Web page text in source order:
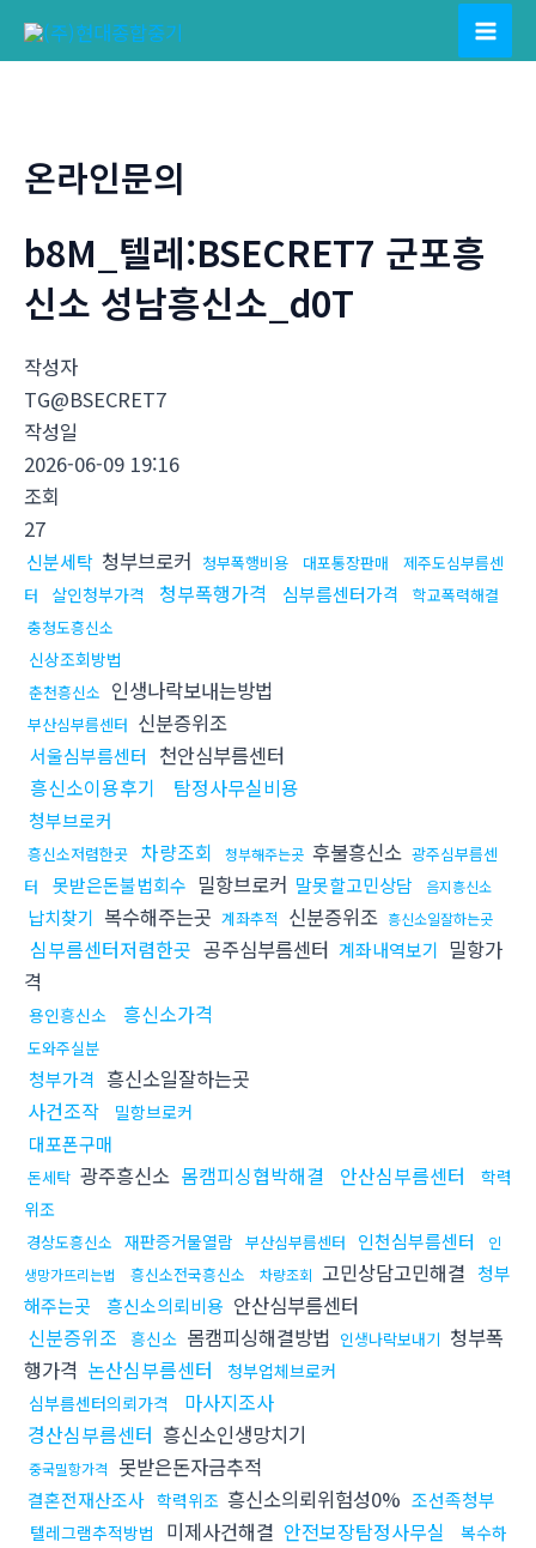
Main
온라인문의
b8M_텔레:BSECRET7 군포흥
신소 성남흥신소_d0T
작성자
TG@BSECRET7
작성일
2026-06-09 19:16
조회
27
신분세탁 청부브로커 청부폭행비용 대포통장판매
제주도심부름센
터
살인청부가격 청부폭행가격 심부름센터가격
학교폭력해결
충청도흥신소
신상조회방법
춘천흥신소 인생나락보내는방법
부산심부름센터 신분증위조
서울심부름센터
천안심부름센터
흥신소이용후기
탐정사무실비용
청부브로커
흥신소저렴한곳 차량조회 청부해주는곳 후불흥신소 광주심부름센
터
못받은돈불법회수 밀항브로커 말못할고민상담 음지흥신소
납치찾기 복수해주는곳 계좌추적 신분증위조 흥신소일잘하는곳
심부름센터저렴한곳 공주심부름센터 계좌내역보기 밀항가
격
용인흥신소 흥신소가격
도와주실분
청부가격 흥신소일잘하는곳
사건조작
밀항브로커
대포폰구매
돈세탁 광주흥신소 몸캠피싱협박해결 안산심부름센터
학력
위조
경상도흥신소 재판증거물열람 부산심부름센터 인천심부름센터
인
생망가뜨리는법
흥신소전국흥신소 차량조회 고민상담고민해결 청부
해주는곳
흥신소의뢰비용 안산심부름센터
신분증위조 흥신소 몸캠피싱해결방법 인생나락보내기 청부폭
행가격 논산심부름센터
청부업체브로커
심부름센터의뢰가격
마사지조사
경산심부름센터 흥신소인생망치기
중국밀항가격 못받은돈자금추적
결혼전재산조사 학력위조 흥신소의뢰위험성0% 조선족청부
텔레그램추적방법 미제사건해결 안전보장탐정사무실
복수하